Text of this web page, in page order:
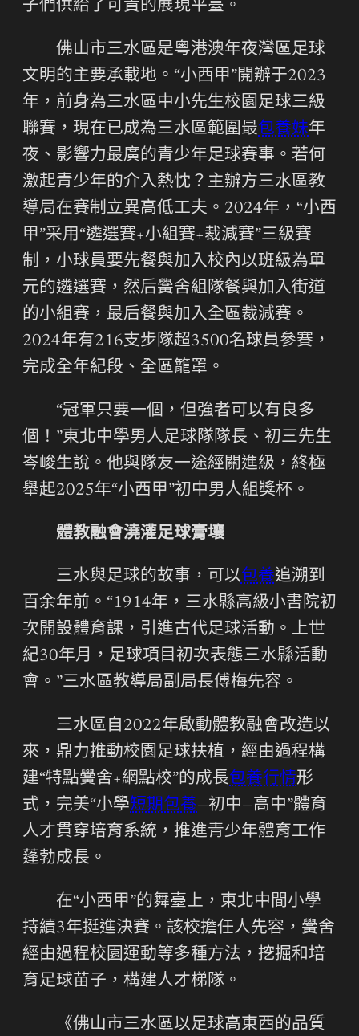
子們供給了可貴的展現平臺。
佛山市三水區是粵港澳年夜灣區足球
文明的主要承載地。“小西甲”開辦于2023
年，前身為三水區中小先生校園足球三級
聯賽，現在已成為三水區範圍最包養妹年
夜、影響力最廣的青少年足球賽事。若何
激起青少年的介入熱忱？主辦方三水區教
導局在賽制立異高低工夫。2024年，“小西
甲”采用“遴選賽+小組賽+裁減賽”三級賽
制，小球員要先餐與加入校內以班級為單
元的遴選賽，然后黌舍組隊餐與加入街道
的小組賽，最后餐與加入全區裁減賽。
2024年有216支步隊超3500名球員參賽，
完成全年紀段、全區籠罩。
“冠軍只要一個，但強者可以有良多
個！”東北中學男人足球隊隊長、初三先生
岑峻生說。他與隊友一途經關進級，終極
舉起2025年“小西甲”初中男人組獎杯。
體教融會澆灌足球膏壤
三水與足球的故事，可以包養追溯到
百余年前。“1914年，三水縣高級小書院初
次開設體育課，引進古代足球活動。上世
紀30年月，足球項目初次表態三水縣活動
會。”三水區教導局副局長傅梅先容。
三水區自2022年啟動體教融會改造以
來，鼎力推動校園足球扶植，經由過程構
建“特點黌舍+網點校”的成長包養行情形
式，完美“小學短期包養—初中—高中”體育
人才貫穿培育系統，推進青少年體育工作
蓬勃成長。
在“小西甲”的舞臺上，東北中間小學
持續3年挺進決賽。該校擔任人先容，黌舍
經由過程校園運動等多種方法，挖掘和培
育足球苗子，構建人才梯隊。
《佛山市三水區以足球高東西的品質